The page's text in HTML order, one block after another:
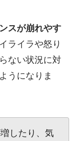
スが崩れやす
ライラや怒り
ない状況に対
うになりま
したり、気